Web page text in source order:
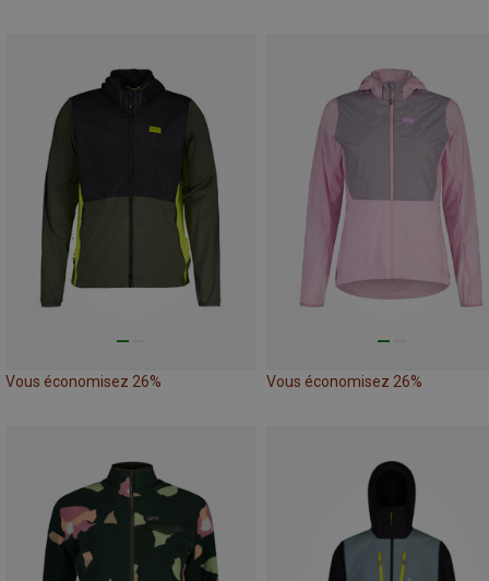
Vous économisez 26% Vous économisez 26%